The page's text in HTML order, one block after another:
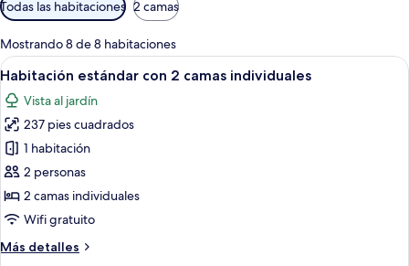
disponibles
para
las
habitaciones
Todas las habitaciones 2 camas
Mostrando 8 de 8 habitaciones
Abrir
todas
las
fotos
de
Habitación
estándar
con
camas
Una habitación de hotel con una
9
Habitación estándar con 2 camas individuales
Vista al jardín
237 pies cuadrados
1 habitación
2 personas
2 camas individuales
Wifi gratuito
Más detalles
Más